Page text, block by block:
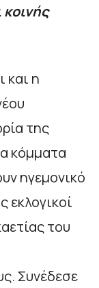
και η
της
κόμματα
ηγεμονικό
εκλογικοί
του
Συνέδεσε